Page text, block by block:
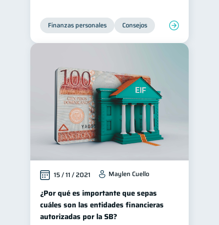
Finanzas personales Consejos
15 / 11 / 2021 Maylen Cuello
¿Por qué es importante que sepas
cuáles son las entidades financieras
autorizadas por la SB?